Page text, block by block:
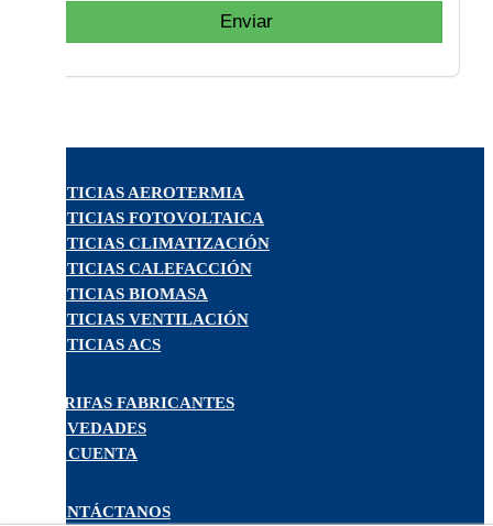
Enviar
NOTICIAS AEROTERMIA
NOTICIAS FOTOVOLTAICA
NOTICIAS CLIMATIZACIÓN
NOTICIAS CALEFACCIÓN
NOTICIAS BIOMASA
NOTICIAS VENTILACIÓN
NOTICIAS ACS
TARIFAS FABRICANTES
NOVEDADES
MI CUENTA
CONTÁCTANOS